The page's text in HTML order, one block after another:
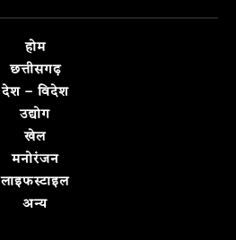
होम
छत्तीसगढ़
देश – विदेश
उद्योग
खेल
मनोरंजन
लाइफस्टाइल
अन्य